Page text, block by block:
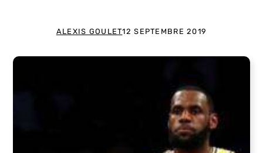
ALEXIS GOULET12 SEPTEMBRE 2019